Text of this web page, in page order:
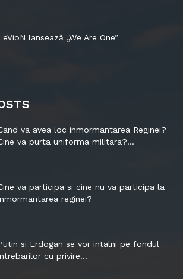
lansează „We Are One”
va avea loc inmormantarea Reginei?
va purta uniforma militara?...
va participa si cine nu va participa la
reginei?
si Erdogan se vor intalni pe fondul
cu privire...